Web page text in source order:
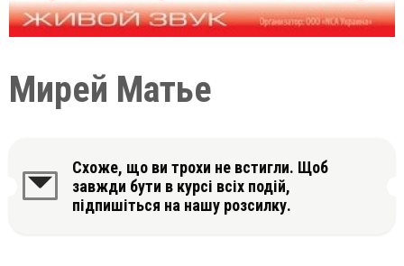
Мирей Матье
Схоже, що ви трохи не встигли. Щоб
завжди бути в курсі всіх подій,
підпишіться на нашу розсилку.